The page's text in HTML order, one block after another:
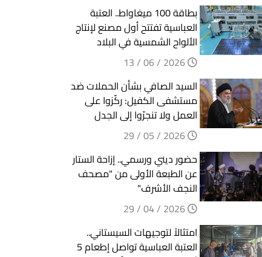
بطاقة 100 ميغاواط.. العتبة
العباسية تفتتح أول مصنع لإنتاج
الألواح الشمسية في البلاد
السيد الصافي بشأن الحملات ضد
مستشفى الكفيل: ركّزوا على
العمل ولا تنجرّوا إلى الجدل
حضور ديني ورسمي.. إزاحة الستار
عن الطبعة الأولى من "مصحف
النجف الأشرف"
امتثالاً لتوجيهات السيستاني..
العتبة العباسية تواصل إطعام 5